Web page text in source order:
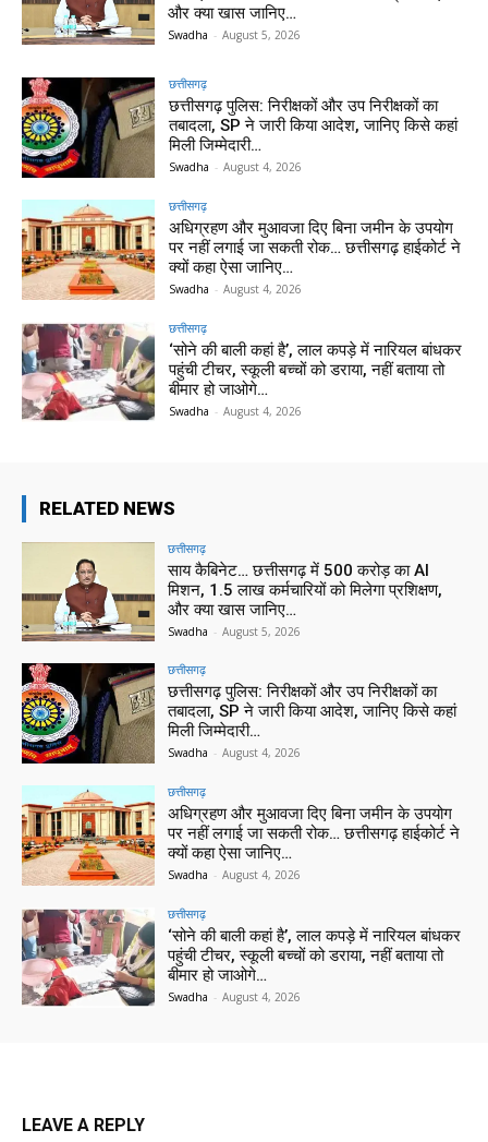
और क्या खास जानिए…
Swadha - August 5, 2026
छत्तीसगढ़
छत्तीसगढ़ पुलिस: निरीक्षकों और उप निरीक्षकों का
तबादला, SP ने जारी किया आदेश, जानिए किसे कहां
मिली जिम्मेदारी…
Swadha - August 4, 2026
छत्तीसगढ़
अधिग्रहण और मुआवजा दिए बिना जमीन के उपयोग
पर नहीं लगाई जा सकती रोक… छत्तीसगढ़ हाईकोर्ट ने
क्यों कहा ऐसा जानिए…
Swadha - August 4, 2026
छत्तीसगढ़
‘सोने की बाली कहां है’, लाल कपड़े में नारियल बांधकर
पहुंची टीचर, स्कूली बच्चों को डराया, नहीं बताया तो
बीमार हो जाओगे…
Swadha - August 4, 2026
RELATED NEWS
छत्तीसगढ़
साय कैबिनेट… छत्तीसगढ़ में 500 करोड़ का AI
मिशन, 1.5 लाख कर्मचारियों को मिलेगा प्रशिक्षण,
और क्या खास जानिए…
Swadha - August 5, 2026
छत्तीसगढ़
छत्तीसगढ़ पुलिस: निरीक्षकों और उप निरीक्षकों का
तबादला, SP ने जारी किया आदेश, जानिए किसे कहां
मिली जिम्मेदारी…
Swadha - August 4, 2026
छत्तीसगढ़
अधिग्रहण और मुआवजा दिए बिना जमीन के उपयोग
पर नहीं लगाई जा सकती रोक… छत्तीसगढ़ हाईकोर्ट ने
क्यों कहा ऐसा जानिए…
Swadha - August 4, 2026
छत्तीसगढ़
‘सोने की बाली कहां है’, लाल कपड़े में नारियल बांधकर
पहुंची टीचर, स्कूली बच्चों को डराया, नहीं बताया तो
बीमार हो जाओगे…
Swadha - August 4, 2026
LEAVE A REPLY